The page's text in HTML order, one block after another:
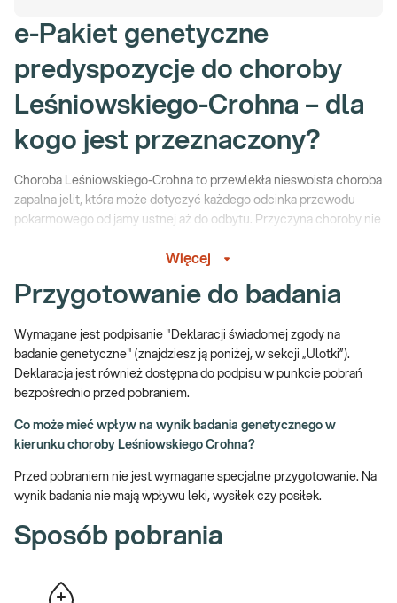
e-Pakiet genetyczne
predyspozycje do choroby
Leśniowskiego-Crohna – dla
kogo jest przeznaczony?
Choroba Leśniowskiego-Crohna to przewlekła nieswoista choroba
zapalna jelit, która może dotyczyć każdego odcinka przewodu
pokarmowego od jamy ustnej aż do odbytu. Przyczyna choroby nie
czynniki genetyczne,
czynniki środowiskowe,
czynniki immunologiczne.
Choroba Leśniowskiego-Crohna badanie
krwi
Oferowane badanie obejmuje analizę 3 mutacji w genie
NOD2/CARD 15, związanych ze zwiększonym ryzykiem
wystąpienia choroby Leśniowskiego-Crohna: 3020insC
(c.3019dupC; (p.Leu1007Profs), p.Arg702Trp, p.Gly908Arg.
Leśniowskiego-Crohna i innych nieswoistych chorób zapalnych
pacjentów już zdiagnozowanych. Pakiet będzie też pomocny dla
osób, u których występuje problem z postawieniem ostatecznej
Więcej
Przygotowanie do badania
Wymagane jest podpisanie "Deklaracji świadomej zgody na
badanie genetyczne" (znajdziesz ją poniżej, w sekcji „Ulotki”).
Deklaracja jest również dostępna do podpisu w punkcie pobrań
bezpośrednio przed pobraniem.
Co może mieć wpływ na wynik badania genetycznego w
kierunku choroby Leśniowskiego Crohna?
Przed pobraniem nie jest wymagane specjalne przygotowanie. Na
wynik badania nie mają wpływu leki, wysiłek czy posiłek.
Sposób pobrania